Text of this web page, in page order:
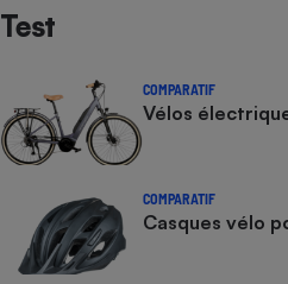
Test
COMPARATIF
Vélos
COMPARATIF
Casques vélo